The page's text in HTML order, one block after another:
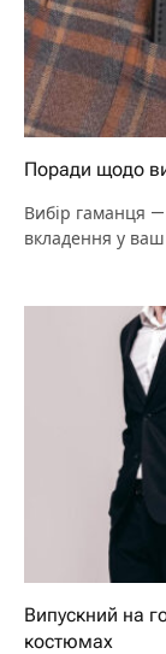
Поради щодо
Вибір гаманця
вкладення у
Випускний на
костюмах